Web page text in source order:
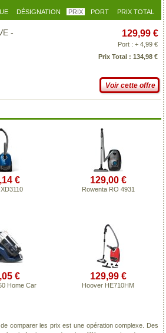
DÉSIGNATION PRIX PORT PRIX TOTAL
-
129,99 €
Port : + 4,99 €
Prix Total : 134,98 €
Voir cette offre
€ 129,00 €
Rowenta RO 4931
€
Home Car
129,99 €
Hoover HE710HM
comparer les prix est une opération complexe. Des